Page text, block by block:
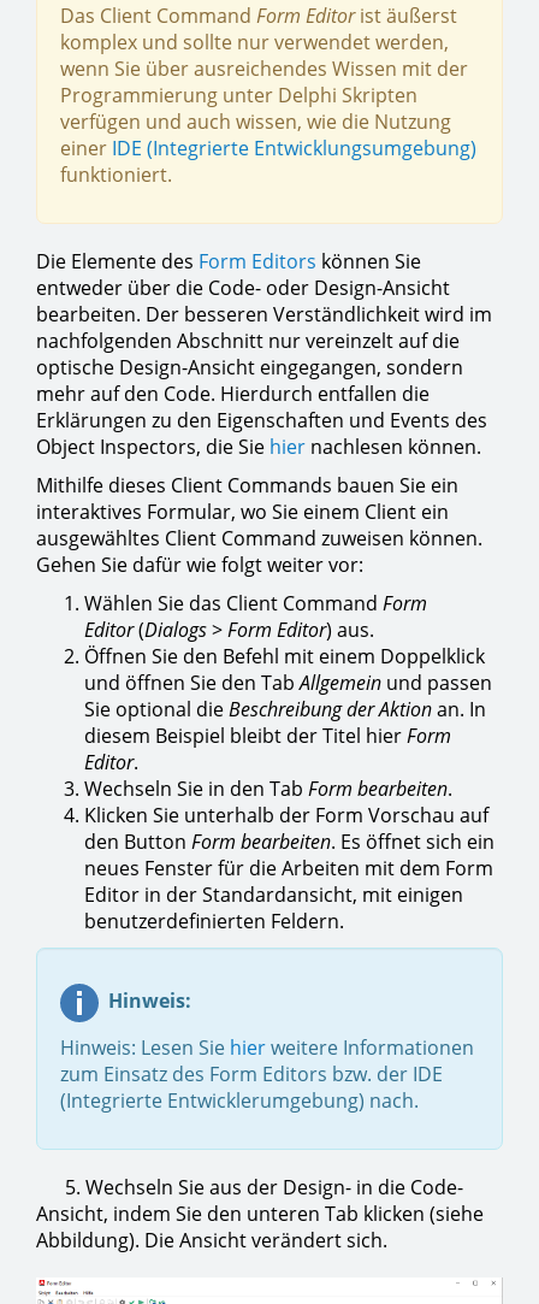
Das Client Command Form Editorist äußerst
komplex und sollte nur verwendet werden,
wenn Sie über ausreichendes Wissen mit der
Programmierung unter Delphi Skripten
verfügen und auch wissen, wie die Nutzung
einer IDE (Integrierte Entwicklungsumgebung)
funktioniert.
Die Elemente des Form Editors können Sie
entweder über die Code- oder Design-Ansicht
bearbeiten. Der besseren Verständlichkeit wird im
nachfolgenden Abschnitt nur vereinzelt auf die
optische Design-Ansicht eingegangen, sondern
mehr auf den Code. Hierdurch entfallen die
Erklärungen zu den Eigenschaften und Events des
Object Inspectors, die Sie hier nachlesen können.
Mithilfe dieses Client Commands bauen Sie ein
interaktives Formular, wo Sie einem Client ein
ausgewähltes Client Command zuweisen können.
Gehen Sie dafür wie folgt weiter vor:
Wählen Sie das Client Command Form
Editor(Dialogs>Form Editor) aus.
Öffnen Sie den Befehl mit einem Doppelklick
und öffnen Sie den TabAllgemein und passen
Sie optional dieBeschreibung der Aktionan. In
diesem Beispiel bleibt der Titel hierForm
Editor.
Wechseln Sie in den Tab Form bearbeiten.
Klicken Sie unterhalb der Form Vorschau auf
den Button Form bearbeiten. Es öffnet sich ein
neues Fenster für die Arbeiten mit dem Form
Editor in der Standardansicht, mit einigen
benutzerdefinierten Feldern.
Hinweis:
Hinweis: Lesen Sie hierweitere Informationen
zum Einsatz des Form Editors bzw. der IDE
(Integrierte Entwicklerumgebung) nach.
5. Wechseln Sie aus der Design- in die Code-
Ansicht, indem Sie den unteren Tab klicken (siehe
Abbildung). Die Ansicht verändert sich.